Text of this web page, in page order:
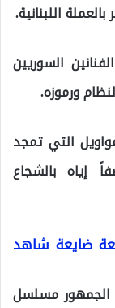
اللبنانية.
السوريين
ورموزه.
التي تمجد
إياه بالشجاع
الى ضيعة ضايعة شاهد
الجمهور مسلسل